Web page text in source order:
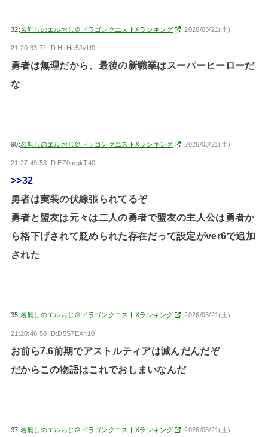
32:名無しのエルおじ＠ドラゴンクエストXランキング 2026/03/21(土)
21:20:33.71 ID:H+Hg5JvU0
勇者は無理だから、最後の新職業はスーパーヒーローだ
な
90:名無しのエルおじ＠ドラゴンクエストXランキング 2026/03/21(土)
21:27:49.53 ID:EZ0mgkT40
>>32
勇者は実装の伏線張られてるぞ
勇者と盟友は元々は二人の勇者で盟友の主人公は勇者か
ら格下げされて貶められた存在だって設定がver6で追加
された
35:名無しのエルおじ＠ドラゴンクエストXランキング 2026/03/21(土)
21:20:46.58 ID:D5S7EXn10
お前ら7.6前期でアストルティアは滅んだんだぞ
だからこの物語はこれでおしまいなんだ
37:名無しのエルおじ＠ドラゴンクエストXランキング 2026/03/21(土)